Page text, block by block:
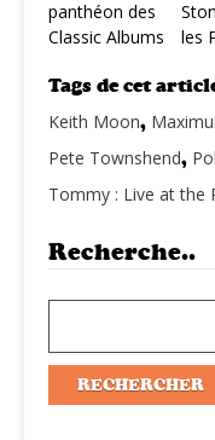
panthéon des
Classic Albums
les
Tags de cet
Keith Moon,
Pete Townshend,
Tommy : Live at the
Recherche..